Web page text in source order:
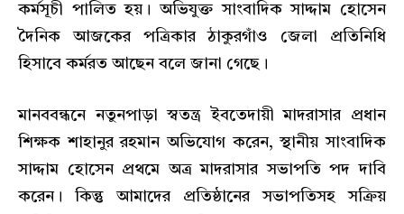
কর্মসূচী পালিত হয়। অভিযুক্ত সাংবাদিক সাদ্দাম হোসেন
দৈনিক আজকের পত্রিকার ঠাকুরগাঁও জেলা প্রতিনিধি
হিসাবে কর্মরত আছেন বলে জানা গেছে।
মানববন্ধনে নতুনপাড়া স্বতন্ত্র ইবতেদায়ী মাদরাসার প্রধান
শিক্ষক শাহানুর রহমান অভিযোগ করেন, স্থানীয় সাংবাদিক
সাদ্দাম হোসেন প্রথমে অত্র মাদরাসার সভাপতি পদ দাবি
করেন। কিন্তু আমাদের প্রতিষ্ঠানের সভাপতিসহ সক্রিয়